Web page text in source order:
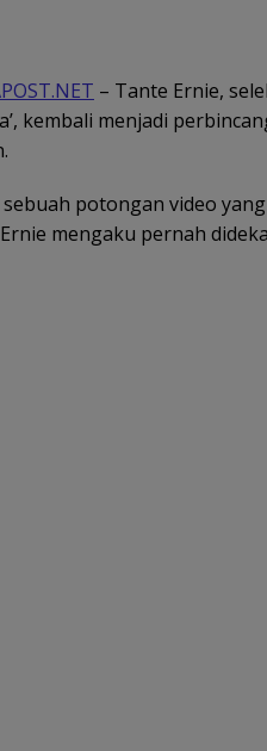
– Tante Ernie,
kembali menjadi
potongan video
mengaku pernah